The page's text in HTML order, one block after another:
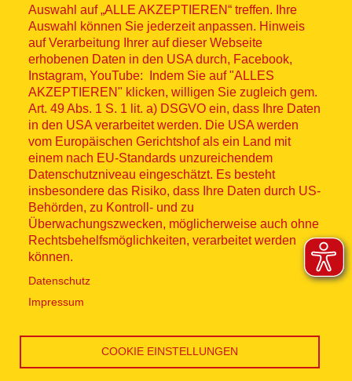
Auswahl auf „ALLE AKZEPTIEREN“ treffen. Ihre
Auswahl können Sie jederzeit anpassen. Hinweis
auf Verarbeitung Ihrer auf dieser Webseite
erhobenen Daten in den USA durch, Facebook,
Instagram, YouTube: Indem Sie auf "ALLES
AKZEPTIEREN" klicken, willigen Sie zugleich gem.
Art. 49 Abs. 1 S. 1 lit. a) DSGVO ein, dass Ihre Daten
in den USA verarbeitet werden. Die USA werden
vom Europäischen Gerichtshof als ein Land mit
einem nach EU-Standards unzureichendem
Datenschutzniveau eingeschätzt. Es besteht
insbesondere das Risiko, dass Ihre Daten durch US-
Behörden, zu Kontroll- und zu
Überwachungszwecken, möglicherweise auch ohne
Rechtsbehelfsmöglichkeiten, verarbeitet werden
können.
Datenschutz
Impressum
COOKIE EINSTELLUNGEN
© ASB 2026
Fußzeilenmenü
Impressum
Datenschutz
Kontakt
Hinweisgebersystem
Lieferkette
Widerruf
Social Media